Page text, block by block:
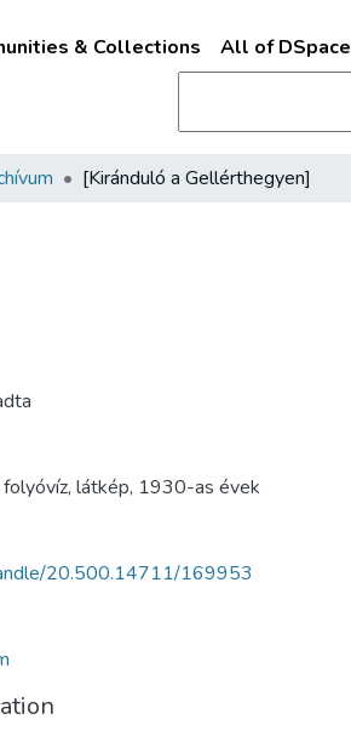
& Collections All of DSpace
[Kiránduló a Gellérthegyen]
folyóvíz, látkép, 1930-as évek
20.500.14711/169953